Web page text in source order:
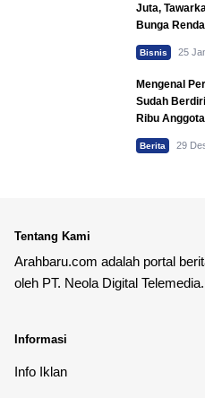
Juta,
Bunga
Bisnis 25
Mengenal
Sudah
Ribu Anggota
Berita 29
Tentang Kami
Arahbaru.com adalah portal
oleh PT. Neola Digital Telemedia.
Informasi
Info Iklan